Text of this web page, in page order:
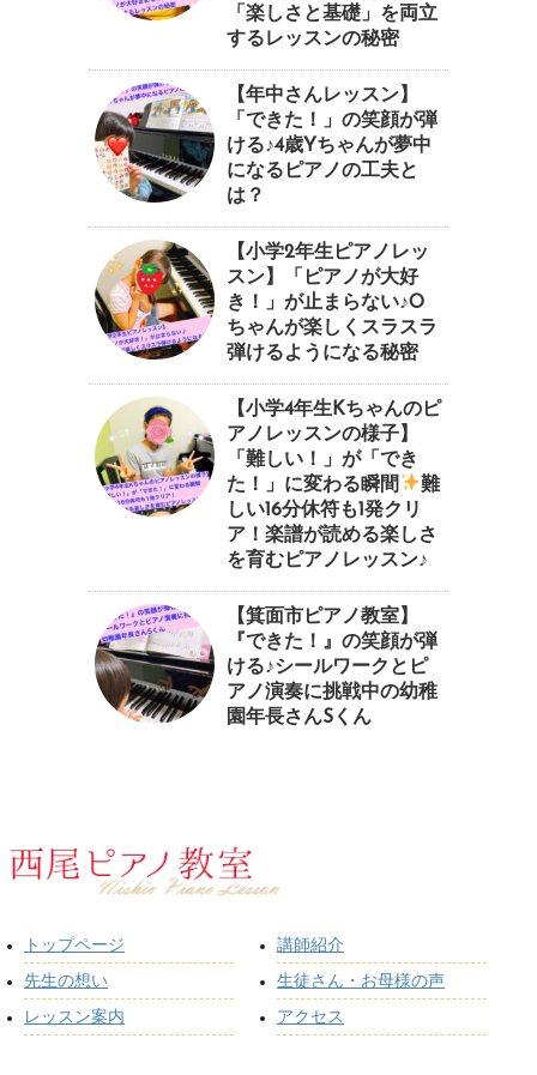
「楽しさと基礎」を両立
するレッスンの秘密
【年中さんレッスン】
「できた！」の笑顔が弾
ける♪4歳Yちゃんが夢中
になるピアノの工夫と
は？
【小学2年生ピアノレッ
スン】「ピアノが大好
き！」が止まらない♪O
ちゃんが楽しくスラスラ
弾けるようになる秘密
【小学4年生Kちゃんのピ
アノレッスンの様子】
「難しい！」が「でき
た！」に変わる瞬間
⁠難
しい16分休符も1発クリ
ア！楽譜が読める楽しさ
を育むピアノレッスン♪⁠
【箕面市ピアノ教室】
『できた！』の笑顔が弾
ける♪シールワークとピ
アノ演奏に挑戦中の幼稚
園年長さんSくん
トップページ
先生の想い
レッスン案内
講師紹介
生徒さん・お母様の声
アクセス